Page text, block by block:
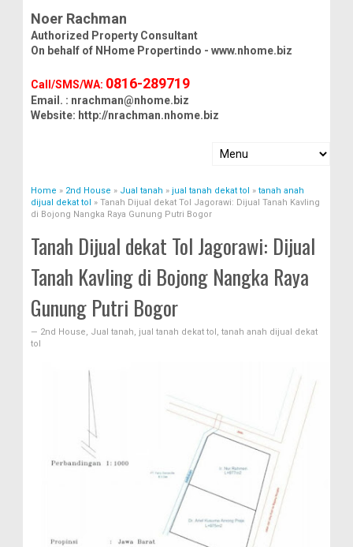
Noer Rachman
Authorized Property Consultant
On behalf of NHome Propertindo - www.nhome.biz
Call/SMS/WA: 0816-289719
Email. : nrachman@nhome.biz
Website: http://nrachman.nhome.biz
Home » 2nd House » Jual tanah » jual tanah dekat tol » tanah anah
dijual dekat tol » Tanah Dijual dekat Tol Jagorawi: Dijual Tanah Kavling
di Bojong Nangka Raya Gunung Putri Bogor
Tanah Dijual dekat Tol Jagorawi: Dijual
Tanah Kavling di Bojong Nangka Raya
Gunung Putri Bogor
— 2nd House, Jual tanah, jual tanah dekat tol, tanah anah dijual dekat
tol